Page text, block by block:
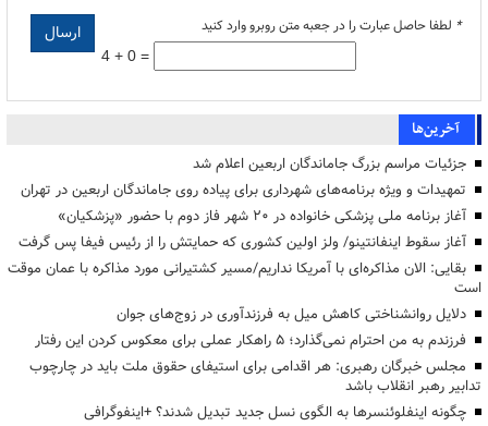
* لطفا حاصل عبارت را در جعبه متن روبرو وارد کنید
4 + 0 =
آخرین‌ها
جزئیات مراسم بزرگ جاماندگان اربعین اعلام شد
تمهیدات و ویژه برنامه‌های شهرداری برای پیاده روی جاماندگان اربعین در تهران
آغاز برنامه ملی پزشکی خانواده در ۲۰ شهر فاز دوم با حضور «پزشکیان»
آغاز سقوط اینفانتینو/ ولز اولین کشوری که حمایتش را از رئیس فیفا پس گرفت
بقایی: الان مذاکره‌ای با آمریکا نداریم/مسیر کشتیرانی مورد مذاکره با عمان موقت
است
دلایل روانشناختی کاهش میل به فرزندآوری در زوج‌های جوان
فرزندم به من احترام نمی‌گذارد؛ ۵ راهکار عملی برای معکوس کردن این رفتار
مجلس خبرگان رهبری: هر اقدامی برای استیفای حقوق ملت باید در چارچوب
تدابیر رهبر انقلاب باشد
چگونه اینفلوئنسرها به الگوی نسل جدید تبدیل شدند؟ +اینفوگرافی